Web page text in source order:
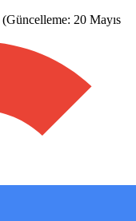
(Güncelleme: 20 Mayıs